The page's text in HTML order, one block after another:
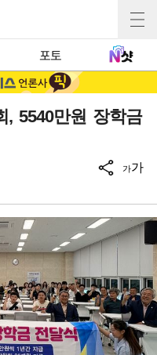
포토
, 5540만원 장학금
가가